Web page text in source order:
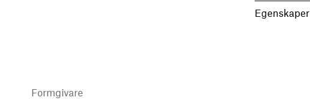
Egenskaper
Formgivare